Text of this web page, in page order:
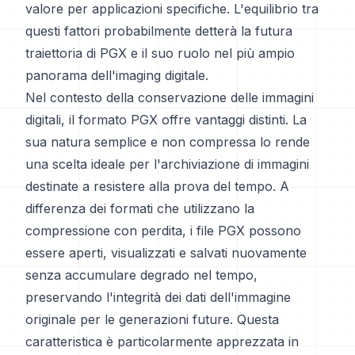
valore per applicazioni specifiche. L'equilibrio tra
questi fattori probabilmente detterà la futura
traiettoria di PGX e il suo ruolo nel più ampio
panorama dell'imaging digitale.
Nel contesto della conservazione delle immagini
digitali, il formato PGX offre vantaggi distinti. La
sua natura semplice e non compressa lo rende
una scelta ideale per l'archiviazione di immagini
destinate a resistere alla prova del tempo. A
differenza dei formati che utilizzano la
compressione con perdita, i file PGX possono
essere aperti, visualizzati e salvati nuovamente
senza accumulare degrado nel tempo,
preservando l'integrità dei dati dell'immagine
originale per le generazioni future. Questa
caratteristica è particolarmente apprezzata in